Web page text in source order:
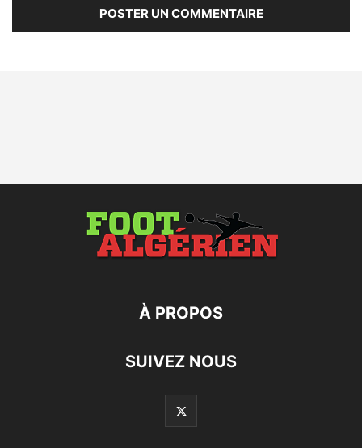
À PROPOS
SUIVEZ NOUS